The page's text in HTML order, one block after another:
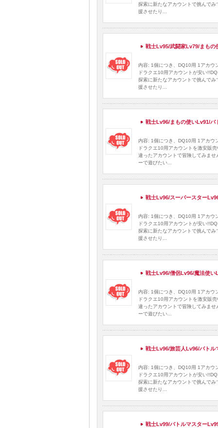
探索に新たなアカウントで挑んで
援させたり...
戦士Lv95/武闘家Lv79/まもの
内容: 1個につき、DQ10用 1アカウ
ドラクエ10用アカウントが安い
探索に新たなアカウントで挑んで
援させたり...
戦士Lv96/まもの使いLv91/バ
内容: 1個につき、DQ10用 1アカウ
ドラクエ10用アカウントを激安販
違ったアカウントで冒険してみま
ーで遊びたい...
戦士Lv96/スーパースター
内容: 1個につき、DQ10用 1アカウ
ドラクエ10用アカウントが安い
探索に新たなアカウントで挑んで
援させたり...
戦士Lv96/僧侶Lv96/魔法使い
内容: 1個につき、DQ10用 1アカウ
ドラクエ10用アカウントを激安販
違ったアカウントで冒険してみま
ーで遊びたい...
戦士Lv96/旅芸人Lv96/バトル
内容: 1個につき、DQ10用 1アカウ
ドラクエ10用アカウントが安い
探索に新たなアカウントで挑んで
援させたり...
戦士Lv99/バトルマスター